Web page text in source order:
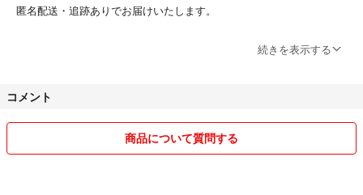
匿名配送・追跡ありでお届けいたします。
【商品について】
続きを表示する
コメント
商品について質問する